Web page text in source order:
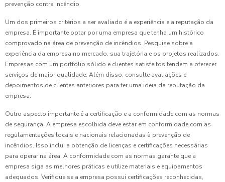
prevenção contra incêndio.
Um dos primeiros critérios a ser avaliado é a experiência e a reputação da
empresa. É importante optar por uma empresa que tenha um histórico
comprovado na área de prevenção de incêndios. Pesquise sobre a
experiência da empresa no mercado, sua trajetória e os projetos realizados.
Empresas com um portfólio sólido e clientes satisfeitos tendem a oferecer
serviços de maior qualidade. Além disso, consulte avaliações e
depoimentos de clientes anteriores para ter uma ideia da reputação da
empresa.
Outro aspecto importante é a certificação e a conformidade com as normas
de segurança. A empresa escolhida deve estar em conformidade com as
regulamentações locais e nacionais relacionadas à prevenção de
incêndios. Isso inclui a obtenção de licenças e certificações necessárias
para operar na área. A conformidade com as normas garante que a
empresa siga as melhores práticas e utilize materiais e equipamentos
adequados. Verifique se a empresa possui certificações reconhecidas,